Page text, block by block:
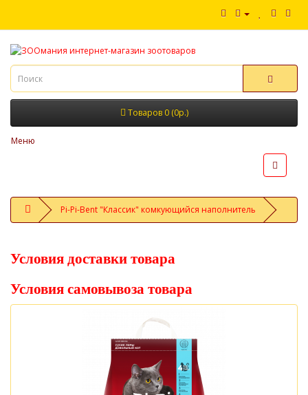
Товаров 0 (0р.)
Меню
Pi-Pi-Bent "Классик" комкующийся наполнитель
Условия доставки товара
Условия самовывоза товара